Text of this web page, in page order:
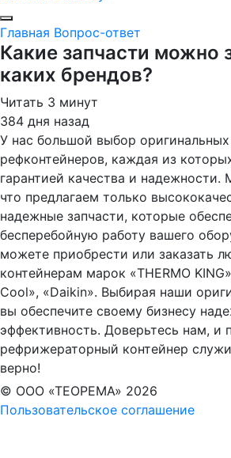
Главная Вопрос-ответ
Какие запчасти можно
каких брендов?
Читать 3 минут
384 дня назад
У нас большой выбор оригинальных
рефконтейнеров, каждая из
гарантией качества и
что предлагаем только
надежные запчасти, которые
бесперебойную работу вашего
можете приобрести или заказать
контейнерам марок «THERMO
Cool», «Daikin». Выбирая наши
вы обеспечите своему бизнесу
эффективность. Доверьтесь нам, и
рефрижераторный контейнер
верно!
© ООО «ТЕОРЕМА» 2026
Пользовательское соглашение